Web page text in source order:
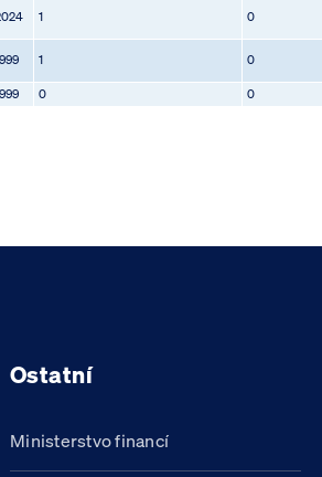
1 0
1 0
0 0
Ostatní
Ministerstvo financí